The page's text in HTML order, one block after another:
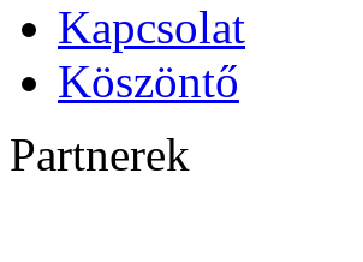
Kapcsolat
Köszöntő
Partnerek